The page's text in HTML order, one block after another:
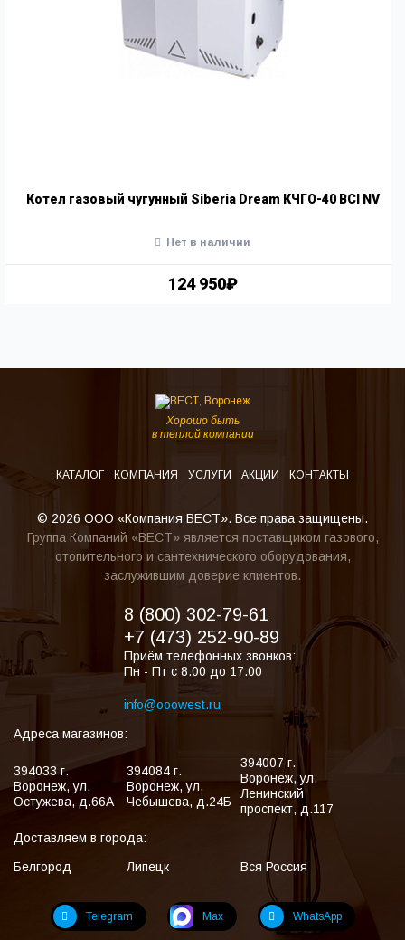
Котел газовый чугунный Siberia Dream КЧГО-40 BCI NV
124 950₽
Нет в наличии
Хорошо быть
в теплой компании
КАТАЛОГ КОМПАНИЯ УСЛУГИ АКЦИИ КОНТАКТЫ
© 2026 ООО «Компания ВЕСТ». Все права защищены.
Группа Компаний «ВЕСТ» является поставщиком газового,
отопительного и сантехнического оборудования,
заслужившим доверие клиентов.
8 (800) 302-79-61
+7 (473) 252-90-89
Приём телефонных звонков:
Пн - Пт с 8.00 до 17.00
info@ooowest.ru
Адреса магазинов:
394033 г.
Воронеж,ул.
Остужева, д.66А
394084 г.
Воронеж,ул.
Чебышева, д.24Б
394007 г.
Воронеж,ул.
Ленинский
проспект, д.117
Доставляем в города:
Белгород
Липецк Вся Россия
Telegram Max WhatsApp